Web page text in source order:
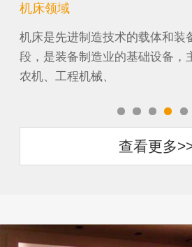
机床领域
机床是先进制造技术的载体和装
段，是装备制造业的基础设备，
农机、工程机械、
查看更多